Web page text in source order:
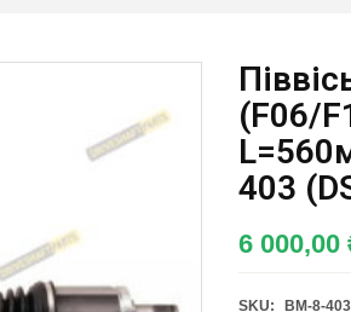
(F06/
403
6 000,00
SKU: BM-8-403